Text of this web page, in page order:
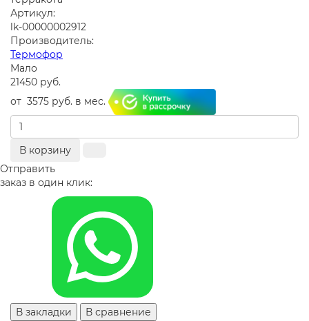
Артикул:
lk-00000002912
Производитель:
Термофор
Мало
21450 руб.
от 3575 руб. в мес.
В корзину
Отправить
заказ в один клик:
В закладки
В сравнение